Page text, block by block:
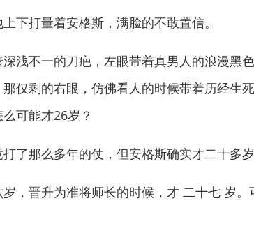
打量着安格斯，满脸的不敢置信。
不一的刀疤，左眼带着真男人的浪漫黑
仅剩的右眼，仿佛看人的时候带着历经生
可能才26岁？
那么多年的仗，但安格斯确实才二十多岁
晋升为准将师长的时候，才 二十七 岁。